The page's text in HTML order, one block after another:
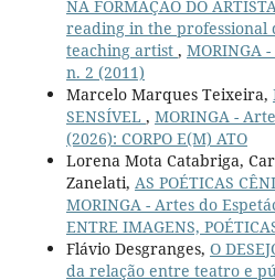
NA FORMAÇÃO DO
reading in the professional
teaching artist , MORINGA
n. 2 (2011)
Marcelo Marques Teixeira,
SENSÍVEL , MORINGA -
(2026): CORPO E(M) ATO
Lorena Mota Catabriga,
Zanelati, AS POÉTICAS
MORINGA - Artes do
ENTRE IMAGENS,
Flávio Desgranges, O
da relação entre teatro e